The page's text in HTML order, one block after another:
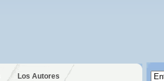
Los Autores